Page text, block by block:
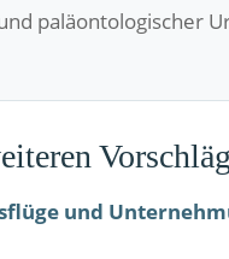
paläontologischer
und